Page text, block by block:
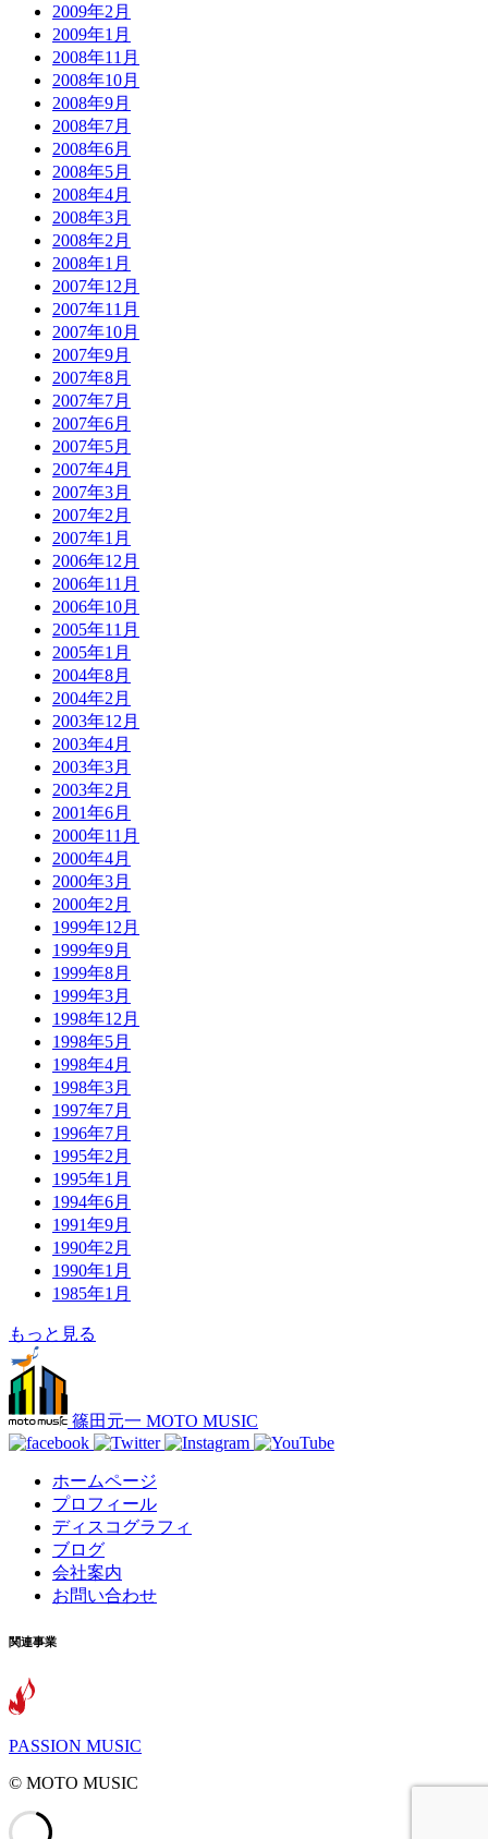
2009年2月
2009年1月
2008年11月
2008年10月
2008年9月
2008年7月
2008年6月
2008年5月
2008年4月
2008年3月
2008年2月
2008年1月
2007年12月
2007年11月
2007年10月
2007年9月
2007年8月
2007年7月
2007年6月
2007年5月
2007年4月
2007年3月
2007年2月
2007年1月
2006年12月
2006年11月
2006年10月
2005年11月
2005年1月
2004年8月
2004年2月
2003年12月
2003年4月
2003年3月
2003年2月
2001年6月
2000年11月
2000年4月
2000年3月
2000年2月
1999年12月
1999年9月
1999年8月
1999年3月
1998年12月
1998年5月
1998年4月
1998年3月
1997年7月
1996年7月
1995年2月
1995年1月
1994年6月
1991年9月
1990年2月
1990年1月
1985年1月
もっと見る
篠田元一 MOTO MUSIC
ホームページ
プロフィール
ディスコグラフィ
ブログ
会社案内
お問い合わせ
関連事業
PASSION MUSIC
©️ MOTO MUSIC